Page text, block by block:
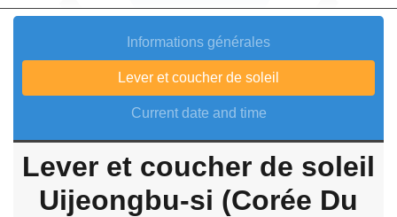
Informations générales
Lever et coucher de soleil
Current date and time
Lever et coucher de soleil
Uijeongbu-si (Corée Du